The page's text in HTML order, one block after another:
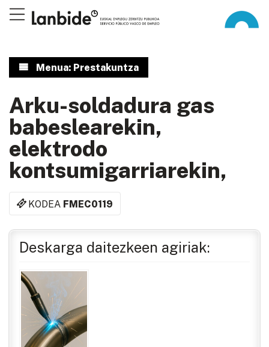
Menua: Prestakuntza
Arku-soldadura gas
babeslearekin,
elektrodo
kontsumigarriarekin,
KODEA FMEC0119
Deskarga daitezkeen agiriak: